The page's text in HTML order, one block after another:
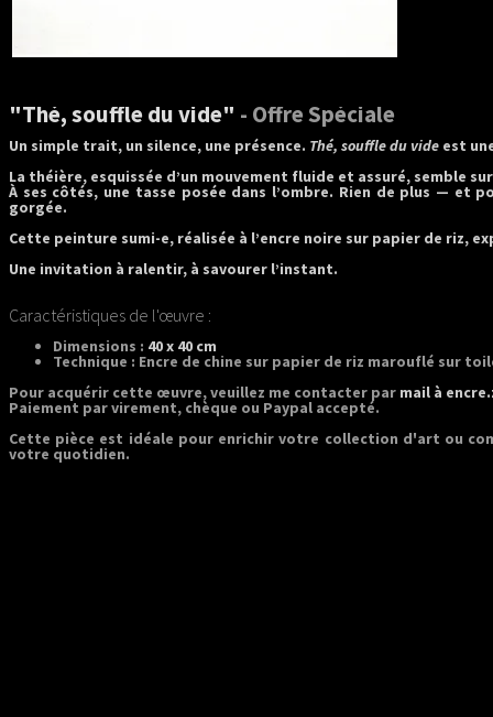
"Thé, souffle du vide" - Offre Spéciale
Un simple trait, un silence, une présence. Thé, souffle du vide est
La théière, esquissée d’un mouvement fluide et assuré, semble
À ses côtés, une tasse posée dans l’ombre. Rien de plus —
gorgée.
Cette peinture sumi-e, réalisée à l’encre noire sur papier de riz,
Une invitation à ralentir, à savourer l’instant.
Caractéristiques de l'œuvre :
Dimensions : 40 x 40 cm
Technique : Encre de chine sur papier de riz marouflé sur
Pour acquérir cette œuvre, veuillez me contacter par mail à
Paiement par virement, chèque ou Paypal accepté.
Cette pièce est idéale pour enrichir votre collection d'art ou
votre quotidien.